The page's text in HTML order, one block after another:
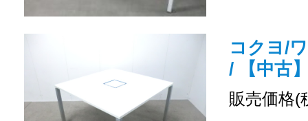
コクヨ/
/ 【中古
販売価格(